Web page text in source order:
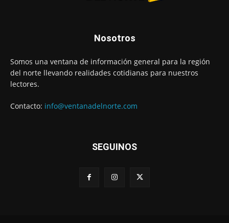
Nosotros
Somos una ventana de información general para la región
del norte llevando realidades cotidianas para nuestros
lectores.
Contacto: info@ventanadelnorte.com
SEGUINOS